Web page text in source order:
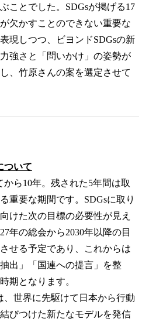
ことでした。SDGsが掲げる17
欠かすことのできない重要な
現しつつ、ビヨンドSDGsの新
強さと「問いかけ」の姿勢が
、竹原さんの案を選定させて
ついて
から10年。残された5年間は取
重要な期間です。SDGsに取り
けた次の目標の必要性が見え
年の総会から2030年以降の目
せる予定であり、これからは
出」「国連への提言」を整
期となります。
、世界に先駆けて日本から行動
びつけた新たなモデルを発信